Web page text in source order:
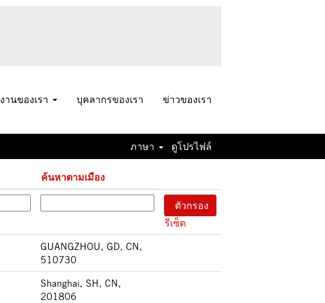
งานของเรา บุคลากรของเรา ข่าวของเรา
ภาษา ดูโปรไฟล์
3 5 »
ค้นหาตามเมือง
รีเซ็ต
GUANGZHOU, GD, CN,
510730
Shanghai, SH, CN,
201806